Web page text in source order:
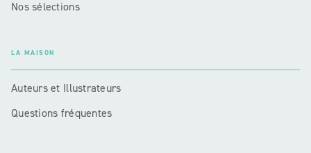
Nos sélections
LA MAISON
Auteurs et Illustrateurs
Questions fréquentes